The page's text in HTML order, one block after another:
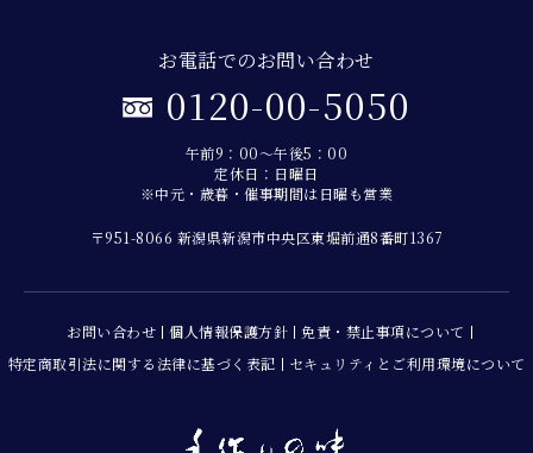
お電話でのお問い合わせ
0120-00-5050
午前9：00～午後5：00
定休日：日曜日
※中元・歳暮・催事期間は日曜も営業
〒951-8066 新潟県新潟市中央区東堀前通8番町1367
お問い合わせ 個人情報保護方針
免責・禁止事項について
特定商取引法に関する法律に基づく表記
セキュリティとご利用環境について